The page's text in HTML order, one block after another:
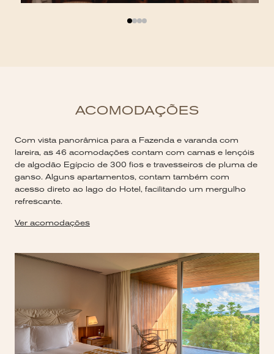
ACOMODAÇÕES
Com vista panorâmica para a Fazenda e varanda com
lareira, as 46 acomodações contam com camas e lençóis
de algodão Egípcio de 300 fios e travesseiros de pluma de
ganso. Alguns apartamentos, contam também com
acesso direto ao lago do Hotel, facilitando um mergulho
refrescante.
Ver acomodações